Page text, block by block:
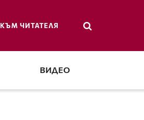
КЪМ ЧИТАТЕЛЯ
ВИДЕО